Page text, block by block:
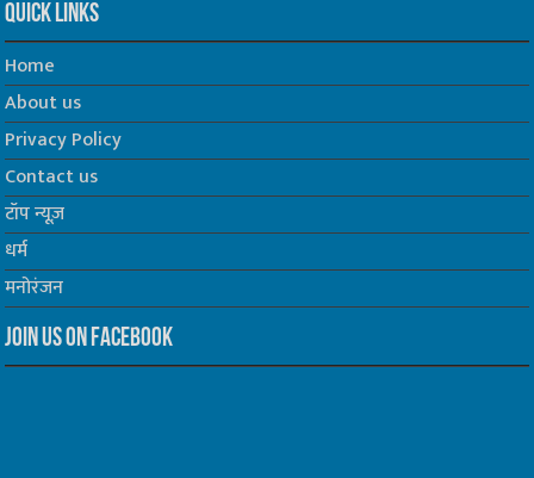
Quick Links
Home
About us
Privacy Policy
Contact us
टॉप न्यूज़
धर्म
मनोरंजन
Join us on Facebook